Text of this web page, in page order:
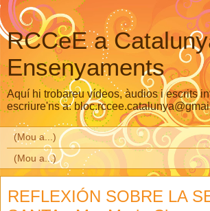
RCCeE a
Ensenyaments
Aquí hi trobareu vídeos, àudios i escrits
escriure'ns a:
REFLEXIÓN SOBRE LA